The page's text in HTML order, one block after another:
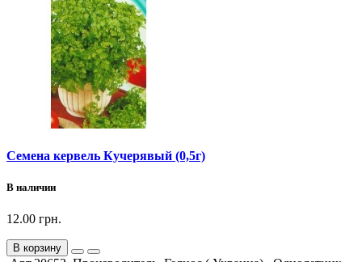
Семена кервель Кучерявый (0,5г)
В наличии
12.00 грн.
В корзину